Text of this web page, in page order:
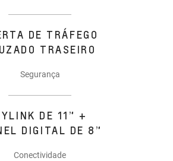
DE TRÁFEGO
TRASEIRO
Segurança
DE 11” +
DIGITAL DE 8”
Conectividade